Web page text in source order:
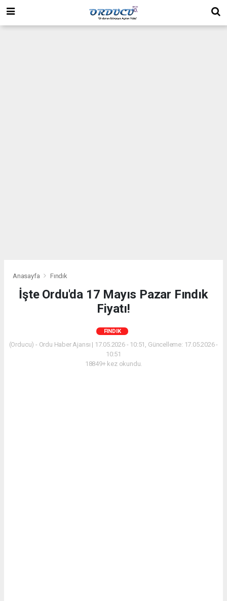
Anasayfa Fındık
İşte Ordu'da 17 Mayıs Pazar Fındık
Fiyatı!
FINDIK
(Orducu) - Ordu Haber Ajansı | 17.05.2026 - 10:51, Güncelleme: 17.05.2026 -
10:51
18849+ kez okundu.